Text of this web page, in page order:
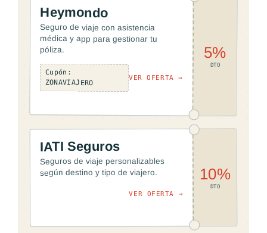
Heymondo
Seguro de viaje con asistencia
médica y app para gestionar tu
póliza.
Cupón:
ZONAVIAJERO
VER OFERTA →
5%
DTO
IATI Seguros
Seguros de viaje personalizables
según destino y tipo de viajero.
VER OFERTA →
10%
DTO